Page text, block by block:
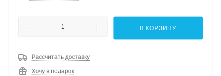
В КОРЗИНУ
Рассчитать доставку
Хочу в подарок